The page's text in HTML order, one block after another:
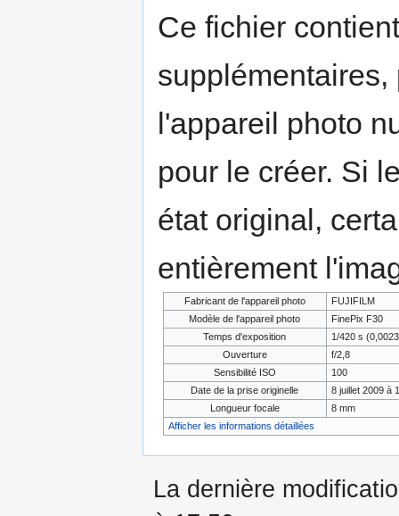
Ce fichier
l'appareil photo
pour le créer. Si
état original,
entièrement
Fabricant de l'appareil photo
FUJIFILM
Modèle de l'appareil photo
FinePix F30
Temps d'exposition
1/420 s
Ouverture
f/2,8
Sensibilité ISO
100
Date de la prise originelle
8 juillet 2009 à
Longueur focale
8 mm
Afficher les informations détaillées
La dernière